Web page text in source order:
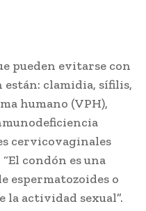
pueden evitarse con
clamidia, sífilis,
humano (VPH),
cervicovaginales
condón es una
espermatozoides o
la actividad sexual”.